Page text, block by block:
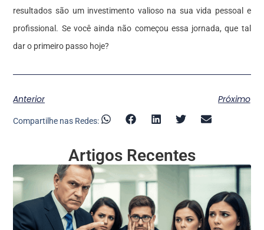
resultados são um investimento valioso na sua vida pessoal e
profissional. Se você ainda não começou essa jornada, que tal
dar o primeiro passo hoje?
Anterior Próximo
Compartilhe nas Redes:
Artigos Recentes